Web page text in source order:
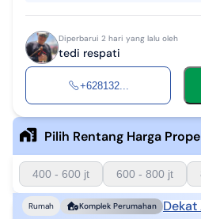
Diperbarui 2 hari yang lalu oleh
tedi respati
+628132...
Pilih Rentang Harga
400 - 600 jt 600 - 800 jt
Rumah Komplek Perumahan Dekat